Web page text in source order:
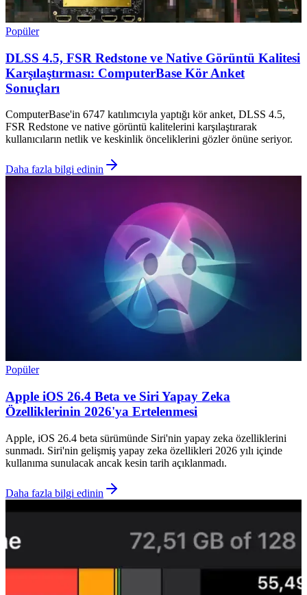
Popüler
DLSS 4.5, FSR Redstone ve Native Görüntü Kalitesi
Karşılaştırması: ComputerBase Kör Anket
Sonuçları
ComputerBase'in 6747 katılımcıyla yaptığı kör anket, DLSS 4.5,
FSR Redstone ve native görüntü kalitelerini karşılaştırarak
kullanıcıların netlik ve keskinlik önceliklerini gözler önüne seriyor.
Daha fazla bilgi edinin
Popüler
Apple iOS 26.4 Beta ve Siri Yapay Zeka
Özelliklerinin 2026'ya Ertelenmesi
Apple, iOS 26.4 beta sürümünde Siri'nin yapay zeka özelliklerini
sunmadı. Siri'nin gelişmiş yapay zeka özellikleri 2026 yılı içinde
kullanıma sunulacak ancak kesin tarih açıklanmadı.
Daha fazla bilgi edinin